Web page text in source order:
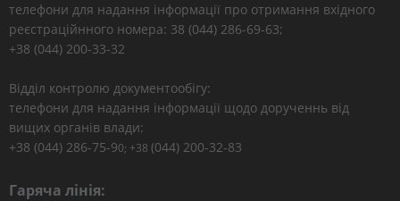
телефони для надання інформації про отримання вхідного
реєстраційнного номера: 38 (044) 286-69-63;
+38 (044) 200-33-32
Відділ контролю документообігу:
телефони для надання інформації щодо дорученнь від
вищих органів влади:
+38 (044) 286-75-90; +38 (044) 200-32-83
Гаряча лінія: